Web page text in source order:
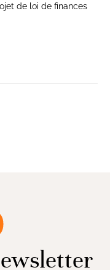
de loi de finances